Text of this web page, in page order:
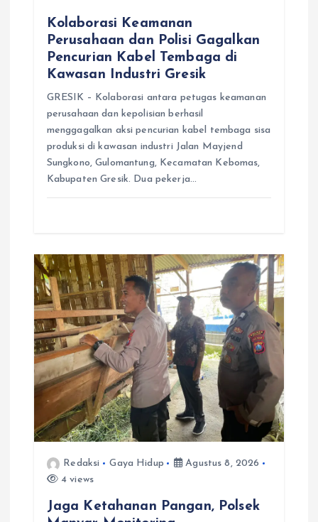
Kolaborasi Keamanan
Perusahaan dan Polisi Gagalkan
Pencurian Kabel Tembaga di
Kawasan Industri Gresik
GRESIK – Kolaborasi antara petugas keamanan
perusahaan dan kepolisian berhasil
menggagalkan aksi pencurian kabel tembaga sisa
produksi di kawasan industri Jalan Mayjend
Sungkono, Gulomantung, Kecamatan Kebomas,
Kabupaten Gresik. Dua pekerja…
Redaksi Gaya Hidup
Agustus 8, 2026
4 views
Jaga Ketahanan Pangan, Polsek